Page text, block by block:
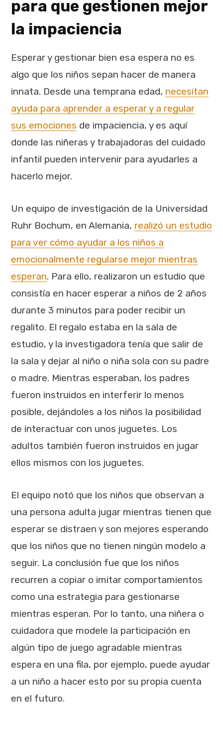
para que gestionen mejor
la impaciencia
Esperar y gestionar bien esa espera no es
algo que los niños sepan hacer de manera
innata. Desde una temprana edad, necesitan
ayuda para aprender a esperar y a regular
sus emociones de impaciencia, y es aquí
donde las niñeras y trabajadoras del cuidado
infantil pueden intervenir para ayudarles a
hacerlo mejor.
Un equipo de investigación de la Universidad
Ruhr Bochum, en Alemania, realizó un estudio
para ver cómo ayudar a los niños a
emocionalmente regularse mejor mientras
esperan. Para ello, realizaron un estudio que
consistía en hacer esperar a niños de 2 años
durante 3 minutos para poder recibir un
regalito. El regalo estaba en la sala de
estudio, y la investigadora tenía que salir de
la sala y dejar al niño o niña sola con su padre
o madre. Mientras esperaban, los padres
fueron instruidos en interferir lo menos
posible, dejándoles a los niños la posibilidad
de interactuar con unos juguetes. Los
adultos también fueron instruidos en jugar
ellos mismos con los juguetes.
El equipo notó que los niños que observan a
una persona adulta jugar mientras tienen que
esperar se distraen y son mejores esperando
que los niños que no tienen ningún modelo a
seguir. La conclusión fue que los niños
recurren a copiar o imitar comportamientos
como una estrategia para gestionarse
mientras esperan. Por lo tanto, una niñera o
cuidadora que modele la participación en
algún tipo de juego agradable mientras
espera en una fila, por ejemplo, puede ayudar
a un niño a hacer esto por su propia cuenta
en el futuro.